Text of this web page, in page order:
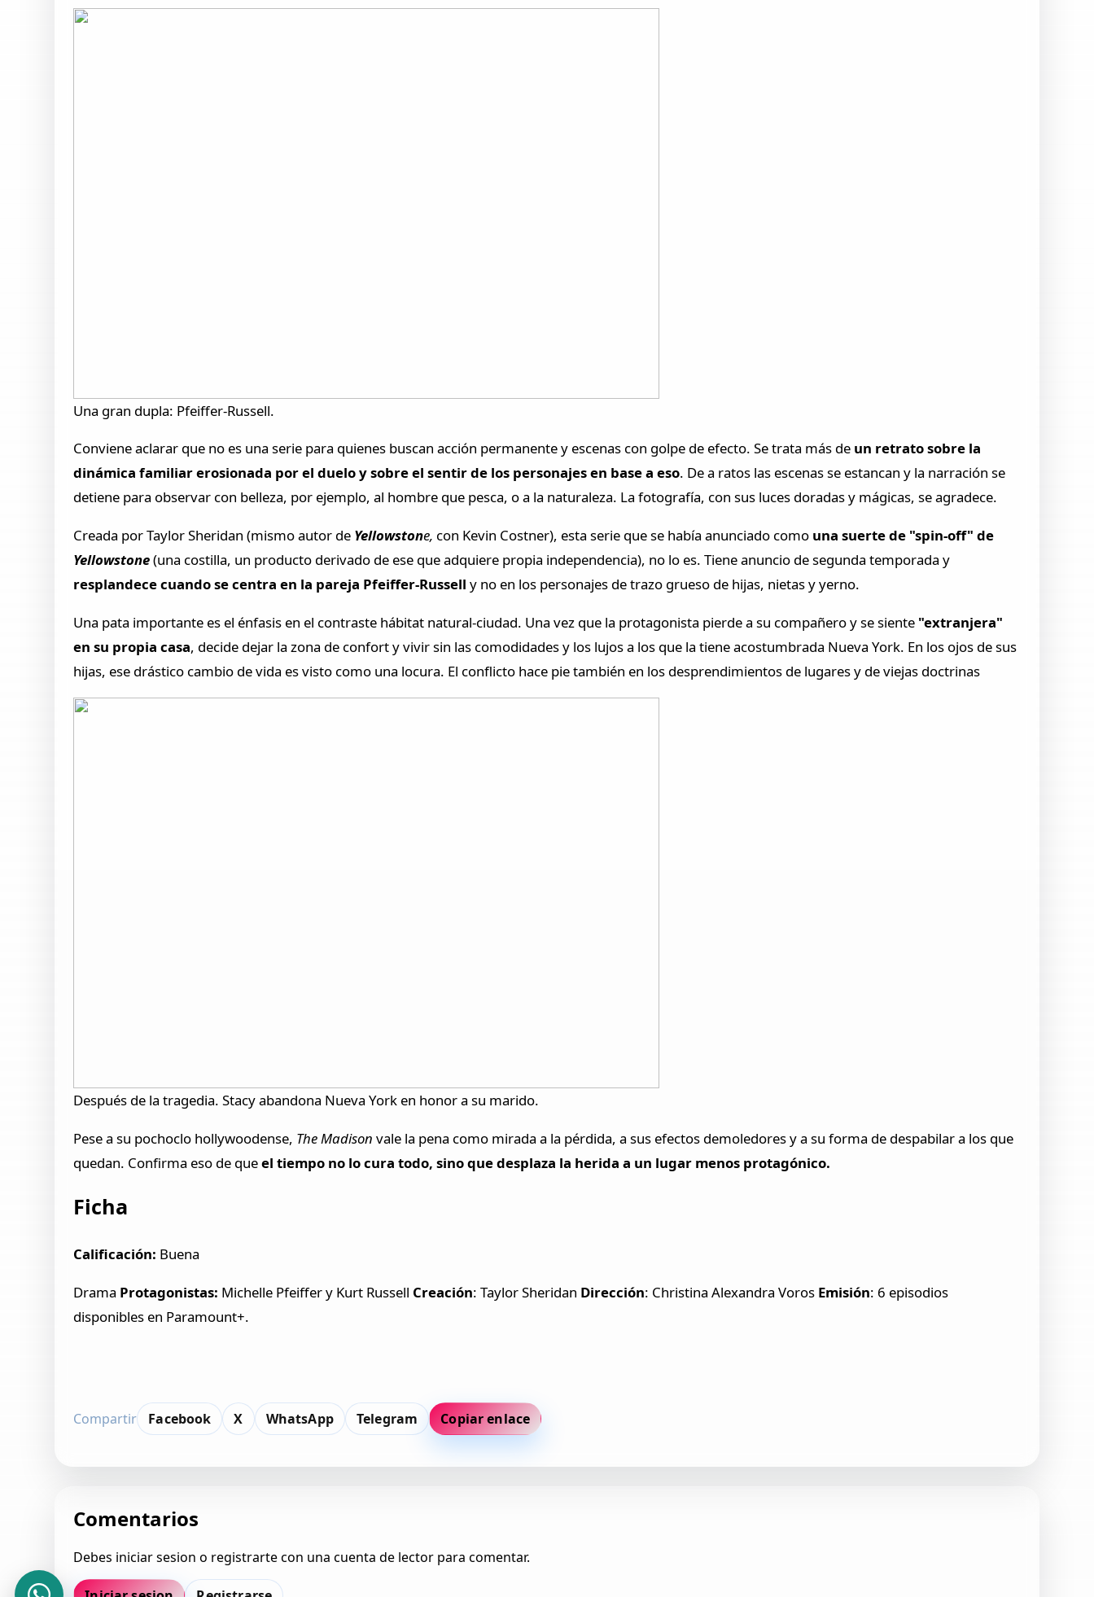
Una gran dupla: Pfeiffer-Russell.
Conviene aclarar que no es una serie para quienes buscan acción permanente y escenas con golpe de efecto. Se trata más de un retrato sobre la
dinámica familiar erosionada por el duelo y sobre el sentir de los personajes en base a eso. De a ratos las escenas se estancan y la narración se
detiene para observar con belleza, por ejemplo, al hombre que pesca, o a la naturaleza. La fotografía, con sus luces doradas y mágicas, se agradece.
Creada por Taylor Sheridan (mismo autor de Yellowstone, con Kevin Costner), esta serie que se había anunciado como una suerte de "spin-off" de
Yellowstone(una costilla, un producto derivado de ese que adquiere propia independencia), no lo es. Tiene anuncio de segunda temporada y
resplandece cuando se centra en la pareja Pfeiffer-Russelly no en los personajes de trazo grueso de hijas, nietas y yerno.
Una pata importante es el énfasis en el contraste hábitat natural-ciudad. Una vez que la protagonista pierde a su compañero y se siente "extranjera"
en su propia casa, decide dejar la zona de confort y vivir sin las comodidades y los lujos a los que la tiene acostumbrada Nueva York. En los ojos de sus
hijas, ese drástico cambio de vida es visto como una locura. El conflicto hace pie también en los desprendimientos de lugares y de viejas doctrinas
Después de la tragedia. Stacy abandona Nueva York en honor a su marido.
Pese a su pochoclo hollywoodense, The Madison vale la pena como mirada a la pérdida, a sus efectos demoledores y a su forma de despabilar a los que
quedan. Confirma eso de queel tiempo no lo cura todo, sino que desplaza la herida a un lugar menos protagónico.
Ficha
Calificación: Buena
Drama Protagonistas: Michelle Pfeiffer y Kurt Russell Creación: Taylor Sheridan Dirección: Christina Alexandra Voros Emisión: 6 episodios
disponibles en Paramount+.
Compartir Facebook X WhatsApp Telegram Copiar enlace
Comentarios
Debes iniciar sesion o registrarte con una cuenta de lector para comentar.